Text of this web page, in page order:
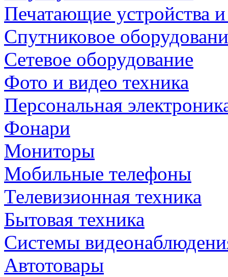
Печатающие устройства
Спутниковое
Сетевое оборудование
Фото и видео техника
Персональная
Фонари
Мониторы
Мобильные телефоны
Телевизионная техника
Бытовая техника
Cистемы
Автотовары